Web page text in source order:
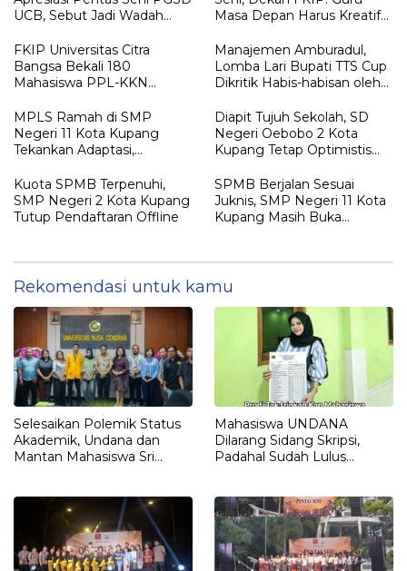
UCB, Sebut Jadi Wadah
Calon Guru
Masa Depan Harus Kreatif
FKIP Universitas Citra
Bangsa Bekali 180
Mahasiswa PPL-KKN
Guru Profesional dan
Adaptif
Manajemen Amburadul,
Lomba Lari Bupati TTS Cup
Dikritik Habis-habisan oleh
MPLS Ramah di SMP
Negeri 11 Kota Kupang
Tekankan Adaptasi,
Tanpa Perpeloncoan
Diapit Tujuh Sekolah, SD
Negeri Oebobo 2 Kota
Kupang Tetap Optimistis
Terpenuhi
Kuota SPMB Terpenuhi,
SMP Negeri 2 Kota Kupang
Tutup Pendaftaran Offline
SPMB Berjalan Sesuai
Juknis, SMP Negeri 11 Kota
Kupang Masih Buka
Rekomendasi untuk kamu
Selesaikan Polemik Status
Akademik, Undana dan
Mantan Mahasiswa Sri
Terbuka
Mahasiswa UNDANA
Dilarang Sidang Skripsi,
Padahal Sudah Lulus